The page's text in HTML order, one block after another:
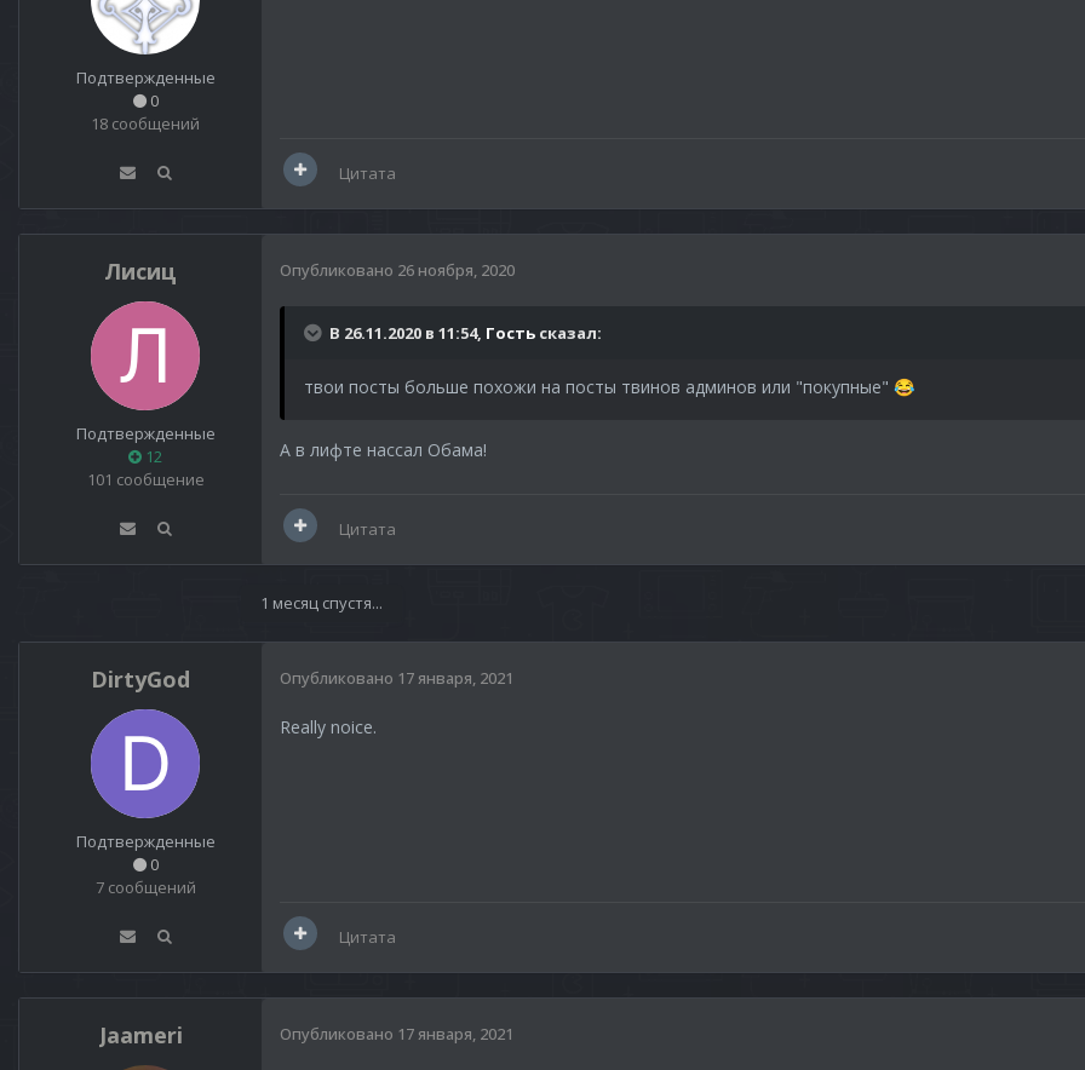
Подтвержденные
0
18 сообщений
Цитата
Лисиц
Подтвержденные
12
101 сообщение
Опубликовано 26 ноября, 2020
В 26.11.2020 в 11:54, Гость сказал:
твои посты больше похожи на посты твинов админов или "покупные" 😂
А в лифте нассал Обама!
Цитата
1 месяц спустя...
DirtyGod
Подтвержденные
0
7 сообщений
Опубликовано 17 января, 2021
Really noice.
Цитата
Jaameri Опубликовано 17 января, 2021